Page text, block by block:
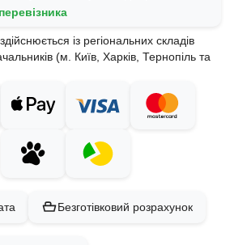
із регіональних складів
(м. Київ, Харків, Тернопіль та
Безготівковий розрахунок